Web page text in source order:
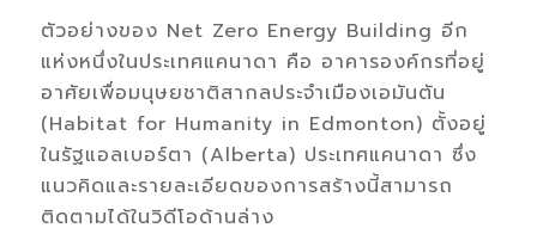
ตัวอย่างของ Net Zero Energy Building อีก
แห่งหนึ่งในประเทศแคนาดา คือ อาคารองค์กรที่อยู่
อาศัยเพื่อมนุษยชาติสากลประจำเมืองเอมันตัน
(Habitat for Humanity in Edmonton) ตั้งอยู่
ในรัฐแอลเบอร์ตา (Alberta) ประเทศแคนาดา ซึ่ง
แนวคิดและรายละเอียดของการสร้างนี้สามารถ
ติดตามได้ในวิดีโอด้านล่าง